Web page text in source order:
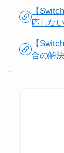
【
応しな
【
合の解